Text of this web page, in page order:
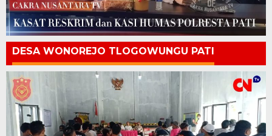
DESA WONOREJO TLOGOWUNGU PATI